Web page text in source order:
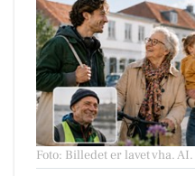
Foto: Billedet er lavet vha. AI.